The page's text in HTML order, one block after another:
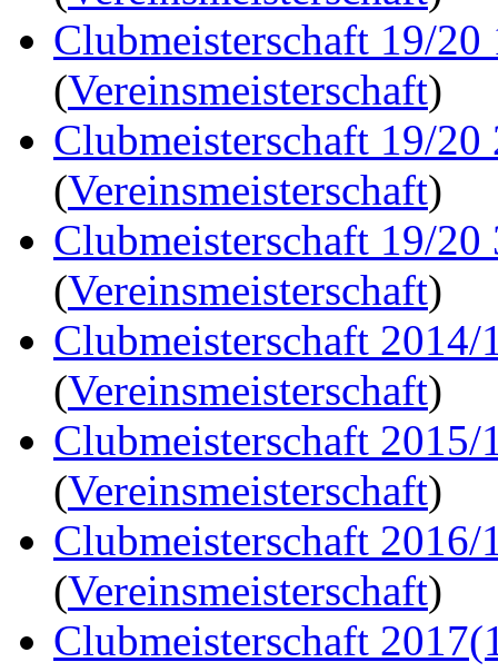
Clubmeisterschaft 19/20
(Vereinsmeisterschaft)
Clubmeisterschaft 19/20
(Vereinsmeisterschaft)
Clubmeisterschaft 19/20
(Vereinsmeisterschaft)
Clubmeisterschaft
(Vereinsmeisterschaft)
Clubmeisterschaft 2015/
(Vereinsmeisterschaft)
Clubmeisterschaft 2016/
(Vereinsmeisterschaft)
Clubmeisterschaft